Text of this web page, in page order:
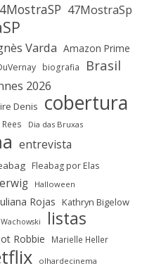
47MostraSp
Varda Amazon Prime
biografia Brasil
2026
Denis cobertura
Dia das Bruxas
entrevista
Fleabag por Elas
Halloween
Rojas Kathryn Bigelow
listas
Robbie Marielle Heller
olhardecinema